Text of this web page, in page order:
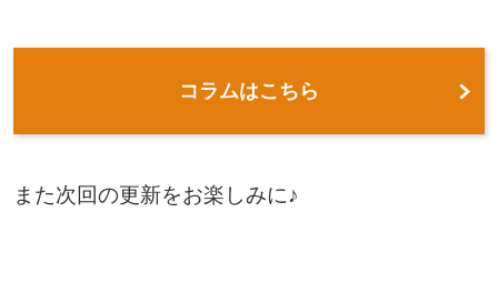
コラムはこちら
また次回の更新をお楽しみに♪